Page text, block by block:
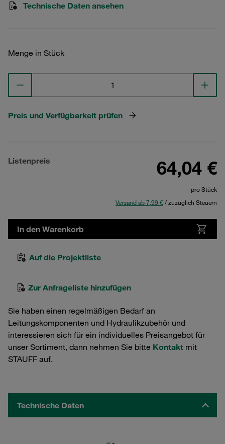
Technische Daten ansehen
Menge in Stück
Preis und Verfügbarkeit prüfen
Listenpreis 64,04 €
pro Stück
Versand ab 7,99 €/ zuzüglich Steuern
In den Warenkorb
Auf die Projektliste
Zur Anfrageliste hinzufügen
Sie haben einen regelmäßigen Bedarf an
Leitungskomponenten und Hydraulikzubehör und
interessieren sich für ein individuelles Preisangebot für
unser Sortiment, dann nehmen Sie bitte Kontakt mit
STAUFF auf.
Technische Daten